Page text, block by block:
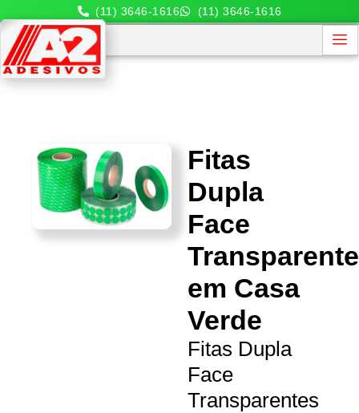
(11) 3646-1616 (11) 3646-1616
Fitas
Dupla
Face
em Casa
Verde
Fitas Dupla
Face
Transparentes